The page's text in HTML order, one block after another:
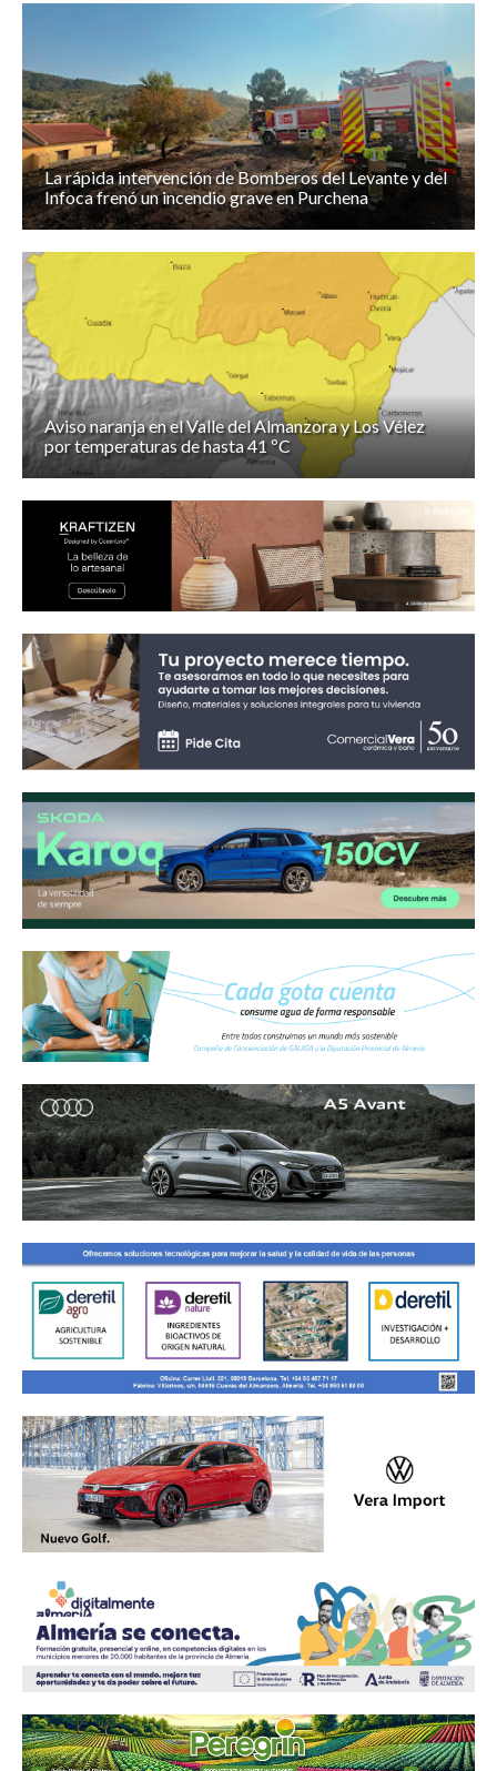
La rápida intervención de Bomberos del Levante y del
Infoca frenó un incendio grave en Purchena
Aviso naranja en el Valle del Almanzora y Los Vélez
por temperaturas de hasta 41 ºC